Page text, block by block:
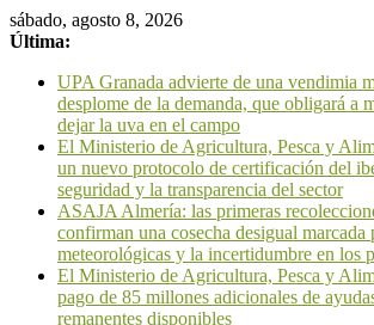
sábado, agosto 8, 2026
Última:
UPA Granada advierte de una vendimia
desplome de la demanda, que obligará a
dejar la uva en el campo
El Ministerio de Agricultura, Pesca y
un nuevo protocolo de certificación del
seguridad y la transparencia del sector
ASAJA Almería: las primeras
confirman una cosecha desigual marcada
meteorológicas y la incertidumbre en los
El Ministerio de Agricultura, Pesca y
pago de 85 millones adicionales de
remanentes disponibles